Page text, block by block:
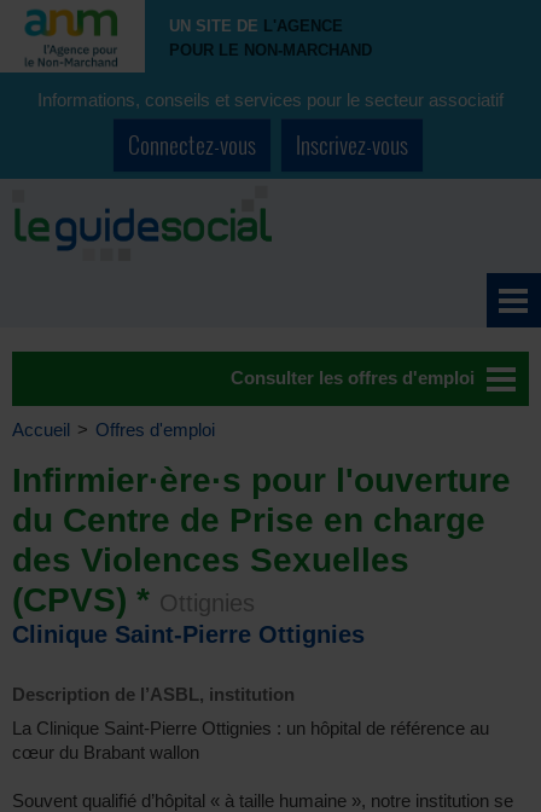
UN SITE DE L'AGENCE
POUR LE NON-MARCHAND
Informations, conseils et services pour le secteur associatif
Connectez-vous Inscrivez-vous
Consulter les offres d'emploi
Accueil > Offres d'emploi
Infirmier·ère·s pour l'ouverture
du Centre de Prise en charge
des Violences Sexuelles
(CPVS) * Ottignies
Clinique Saint-Pierre Ottignies
Description de l’ASBL, institution
La Clinique Saint-Pierre Ottignies : un hôpital de référence au
cœur du Brabant wallon
Souvent qualifié d’hôpital « à taille humaine », notre institution se